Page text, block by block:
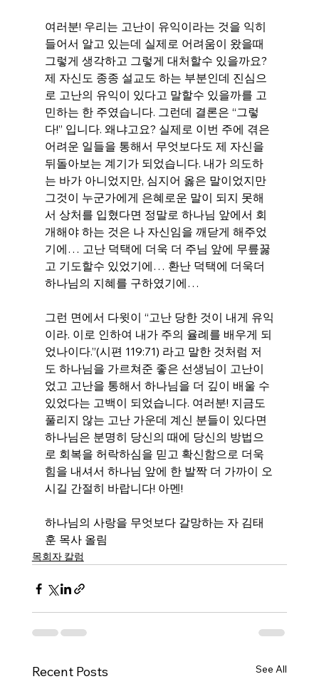
여러분! 우리는 고난이 유익이라는 것을 익히
들어서 알고 있는데 실제로 어려움이 왔을때
그렇게 생각하고 그렇게 대처할수 있을까요?
제 자신도 종종 설교도 하는 부분인데 진심으
로 고난의 유익이 있다고 말할수 있을까를 고
민하는 한 주였습니다. 그런데 결론은 “그렇
다!” 입니다. 왜냐고요? 실제로 이번 주에 겪은
어려운 일들을 통해서 무엇보다도 제 자신을
뒤돌아보는 계기가 되었습니다. 내가 의도하
는 바가 아니었지만, 심지어 옳은 말이었지만
그것이 누군가에게 은혜로운 말이 되지 못해
서 상처를 입혔다면 정말로 하나님 앞에서 회
개해야 하는 것은 나 자신임을 깨닫게 해주었
기에… 고난 덕택에 더욱 더 주님 앞에 무릎꿇
고 기도할수 있었기에… 환난 덕택에 더욱더
하나님의 지혜를 구하였기에…
그런 면에서 다윗이 “고난 당한 것이 내게 유익
이라. 이로 인하여 내가 주의 율례를 배우게 되
었나이다.”(시편 119:71) 라고 말한 것처럼 저
도 하나님을 가르쳐준 좋은 선생님이 고난이
었고 고난을 통해서 하나님을 더 깊이 배울 수
있었다는 고백이 되었습니다. 여러분! 지금도
풀리지 않는 고난 가운데 계신 분들이 있다면
하나님은 분명히 당신의 때에 당신의 방법으
로 회복을 허락하심을 믿고 확신함으로 더욱
힘을 내셔서 하나님 앞에 한 발짝 더 가까이 오
시길 간절히 바랍니다! 아멘!
하나님의 사랑을 무엇보다 갈망하는 자 김태
훈 목사 올림
목회자 칼럼
Recent Posts See All